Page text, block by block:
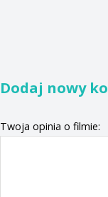
Dodaj nowy
Twoja opinia o filmie: